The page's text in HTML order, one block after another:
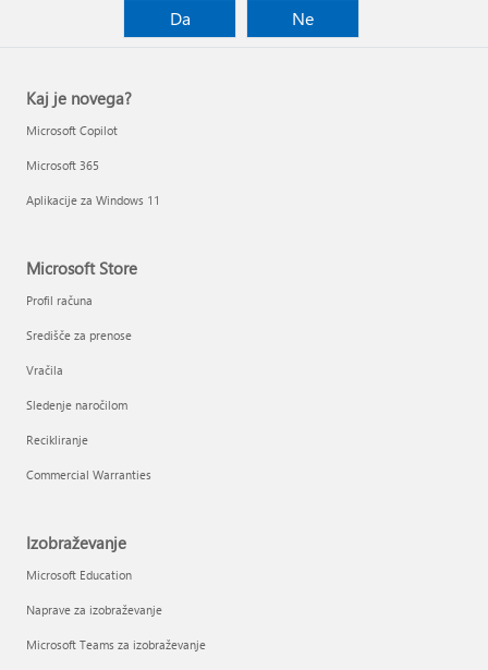
Da
Ne
Kaj je novega?
Microsoft Copilot
Microsoft 365
Aplikacije za Windows 11
Microsoft Store
Profil računa
Središče za prenose
Vračila
Sledenje naročilom
Recikliranje
Commercial Warranties
Izobraževanje
Microsoft Education
Naprave za izobraževanje
Microsoft Teams za izobraževanje